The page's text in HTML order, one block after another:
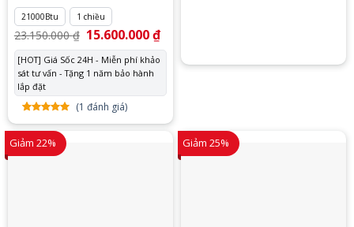
21000Btu 1 chiều
23.150.000₫ Giá
gốc
là:
23.150.000 ₫.
15.600.000₫Giá
tại
[HOT] Giá Sốc 24H - Miễn phí khảo
sát tư vấn - Tặng 1 năm bảo hành
lắp đặt
5.00trên
5 dựa
trên
1
đánh
(1 đánh giá)
Giảm 22% Giảm 25%